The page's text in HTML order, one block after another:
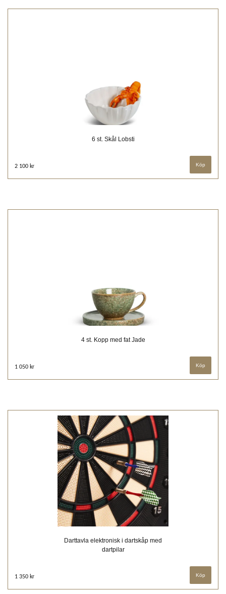
6 st. Skål Lobsti
2 100 kr
4 st. Kopp med fat Jade
1 050 kr
Darttavla elektronisk i dartskåp med
dartpilar
1 350 kr